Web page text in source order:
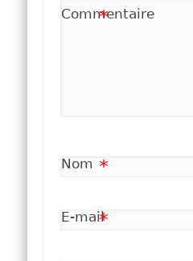
Commentaire
*
Nom *
E-mail*